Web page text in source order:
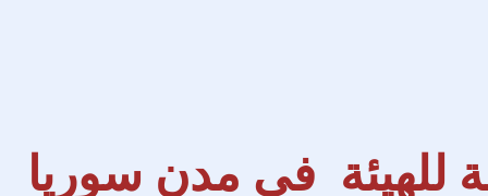
استفاد من 11 مكتبة للهيئة في مدن سوريا